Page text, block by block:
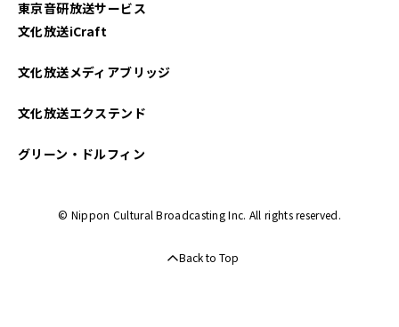
東京音研放送サービス
文化放送iCraft
文化放送メディアブリッジ
文化放送エクステンド
グリーン・ドルフィン
© Nippon Cultural Broadcasting Inc. All rights reserved.
Back to Top